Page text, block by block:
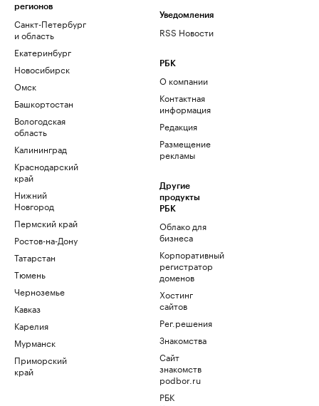
регионов
Санкт-Петербург
и область
Екатеринбург
Новосибирск
Омск
Башкортостан
Вологодская
область
Калининград
Краснодарский
край
Нижний
Новгород
Пермский край
Ростов-на-Дону
Татарстан
Тюмень
Черноземье
Кавказ
Карелия
Мурманск
Приморский
край
Уведомления
RSS Новости
РБК
О компании
Контактная
информация
Редакция
Размещение
рекламы
Другие
продукты
РБК
Облако для
бизнеса
Корпоративный
регистратор
доменов
Хостинг
сайтов
Рег.решения
Знакомства
Сайт
знакомств
podbor.ru
РБК